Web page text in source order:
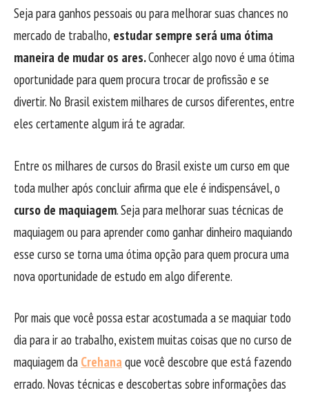
Seja para ganhos pessoais ou para melhorar suas chances no
mercado de trabalho, estudar sempre será uma ótima
maneira de mudar os ares.Conhecer algo novo é uma ótima
oportunidade para quem procura trocar de profissão e se
divertir. No Brasil existem milhares de cursos diferentes, entre
eles certamente algum irá te agradar.
Entre os milhares de cursos do Brasil existe um curso em que
toda mulher após concluir afirma que ele é indispensável, o
curso de maquiagem. Seja para melhorar suas técnicas de
maquiagem ou para aprender como ganhar dinheiro maquiando
esse curso se torna uma ótima opção para quem procura uma
nova oportunidade de estudo em algo diferente.
Por mais que você possa estar acostumada a se maquiar todo
dia para ir ao trabalho, existem muitas coisas que no curso de
maquiagem da Crehanaque você descobre que está fazendo
errado. Novas técnicas e descobertas sobre informações das